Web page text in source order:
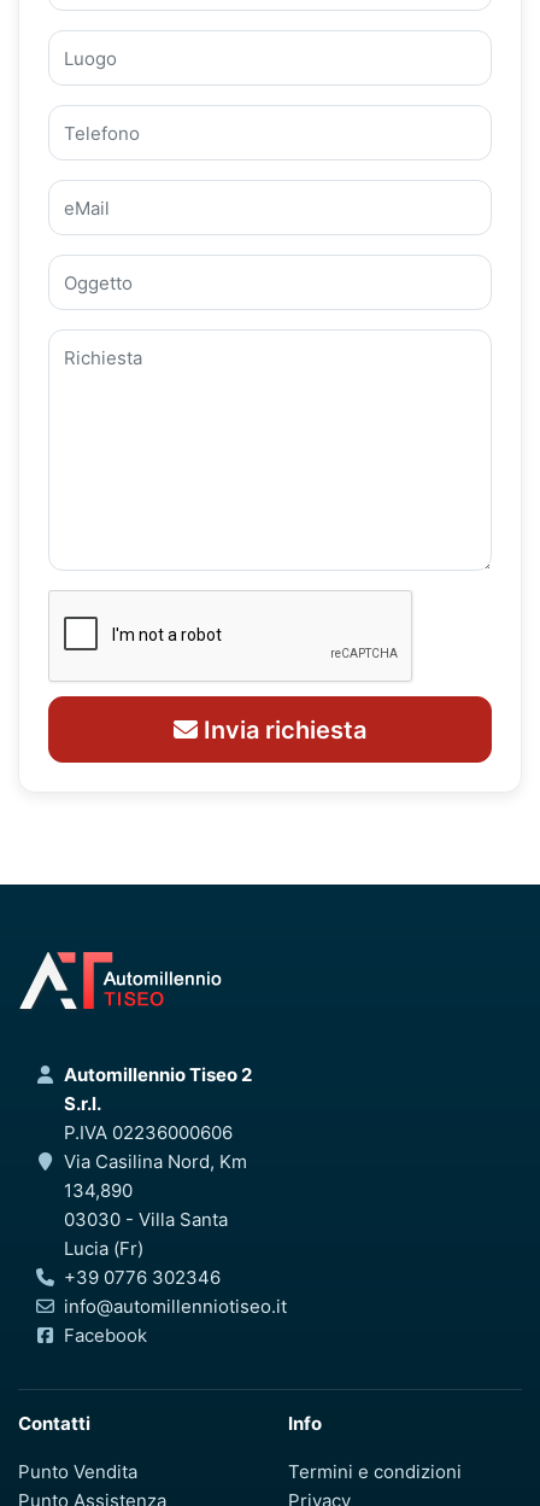
Invia richiesta
Automillennio Tiseo 2
S.r.l.
P.IVA 02236000606
Via Casilina Nord, Km
134,890
03030 - Villa Santa
Lucia (Fr)
+39 0776 302346
info@automillenniotiseo.it
Facebook
Contatti
Punto Vendita
Punto Assistenza
Info
Termini e condizioni
Privacy